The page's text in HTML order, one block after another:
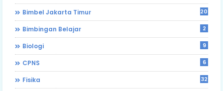
Bimbel Jakarta Timur 203
Bimbingan Belajar 2
Biologi 9
CPNS 6
Fisika 32